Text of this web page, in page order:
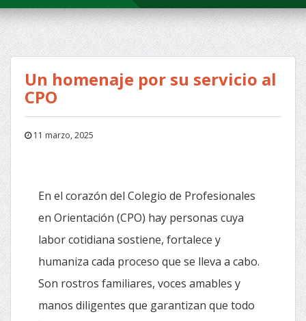
Un homenaje por su servicio al
CPO
11 marzo, 2025
En el corazón del Colegio de Profesionales
en Orientación (CPO) hay personas cuya
labor cotidiana sostiene, fortalece y
humaniza cada proceso que se lleva a cabo.
Son rostros familiares, voces amables y
manos diligentes que garantizan que todo